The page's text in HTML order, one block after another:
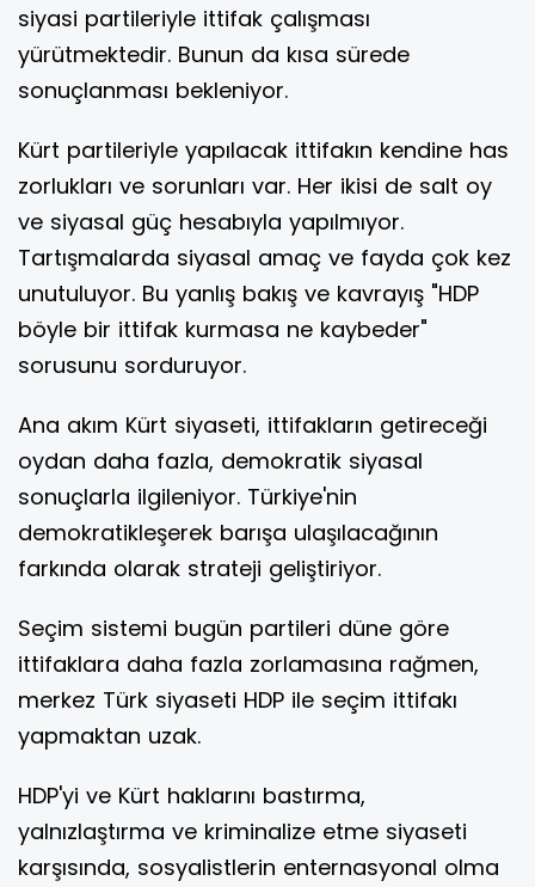
siyasi partileriyle ittifak çalışması
yürütmektedir. Bunun da kısa sürede
sonuçlanması bekleniyor.
Kürt partileriyle yapılacak ittifakın kendine has
zorlukları ve sorunları var. Her ikisi de salt oy
ve siyasal güç hesabıyla yapılmıyor.
Tartışmalarda siyasal amaç ve fayda çok kez
unutuluyor. Bu yanlış bakış ve kavrayış "HDP
böyle bir ittifak kurmasa ne kaybeder"
sorusunu sorduruyor.
Ana akım Kürt siyaseti, ittifakların getireceği
oydan daha fazla, demokratik siyasal
sonuçlarla ilgileniyor. Türkiye'nin
demokratikleşerek barışa ulaşılacağının
farkında olarak strateji geliştiriyor.
Seçim sistemi bugün partileri düne göre
ittifaklara daha fazla zorlamasına rağmen,
merkez Türk siyaseti HDP ile seçim ittifakı
yapmaktan uzak.
HDP'yi ve Kürt haklarını bastırma,
yalnızlaştırma ve kriminalize etme siyaseti
karşısında, sosyalistlerin enternasyonal olma